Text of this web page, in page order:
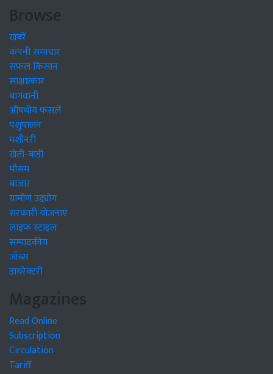
Browse
खबरें
कंपनी समाचार
सफल किसान
साक्षात्कार
बागवानी
औषधीय फसलें
पशुपालन
मशीनरी
खेती-बाड़ी
मौसम
बाजार
ग्रामीण उद्द्योग
सरकारी योजनाएं
लाइफ स्टाइल
सम्पादकीय
जॉब्स
डायरेक्टरी
Magazines
Read Online
Subscription
Circulation
Tariff